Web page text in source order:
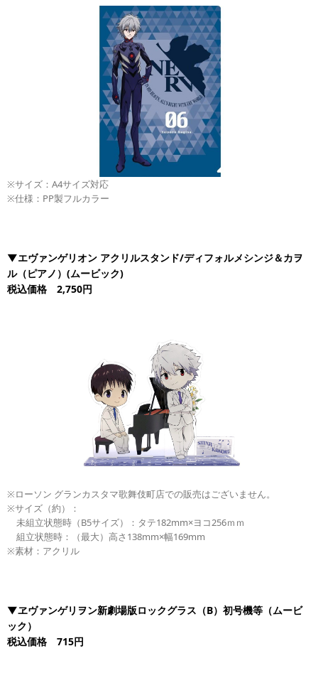
※サイズ：A4サイズ対応
※仕様：PP製フルカラー
▼エヴァンゲリオン アクリルスタンド/ディフォルメシンジ＆カヲ
ル（ピアノ）(ムービック)
税込価格 2,750円
※ローソン グランカスタマ歌舞伎町店での販売はございません。
※サイズ（約）：
未組立状態時（B5サイズ）：タテ182mm×ヨコ256ｍｍ
組立状態時：（最大）高さ138mm×幅169mm
※素材：アクリル
▼ヱヴァンゲリヲン新劇場版ロックグラス（B）初号機等（ムービ
ック）
税込価格 715円